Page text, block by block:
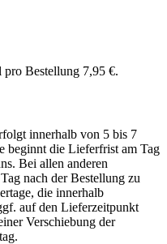
pro Bestellung 7,95 €.
innerhalb von 5 bis 7
beginnt die Lieferfrist am Tag
Bei allen anderen
nach der Bestellung zu
die innerhalb
auf den Lieferzeitpunkt
Verschiebung der